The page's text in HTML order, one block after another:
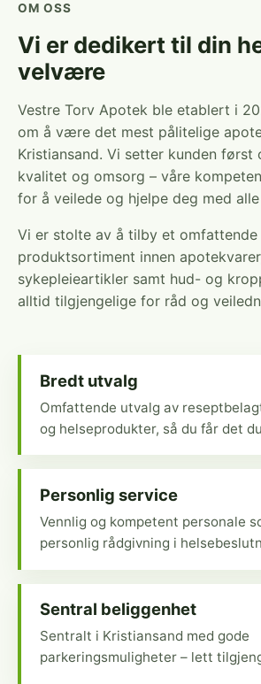
OM OSS
Vi er dedikert til din
velvære
Vestre Torv Apotek ble etablert i
om å være det mest pålitelige
Kristiansand. Vi setter kunden først
kvalitet og omsorg – våre
for å veilede og hjelpe deg med
Vi er stolte av å tilby et omfattende
produktsortiment innen
sykepleieartikler samt hud- og
alltid tilgjengelige for råd og
Bredt utvalg
Omfattende utvalg av
og helseprodukter, så du får det
Personlig service
Vennlig og kompetent personale
personlig rådgivning i
Sentral beliggenhet
Sentralt i Kristiansand med gode
parkeringsmuligheter – lett